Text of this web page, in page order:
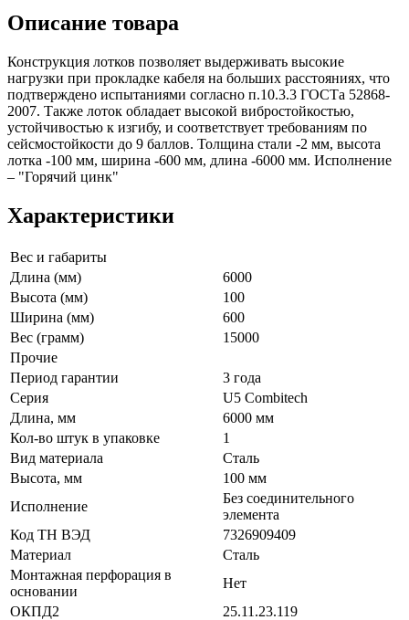
Описание товара
Конструкция лотков позволяет выдерживать высокие
нагрузки при прокладке кабеля на больших расстояниях, что
подтверждено испытаниями согласно п.10.3.3 ГОСТа 52868-
2007. Также лоток обладает высокой вибростойкостью,
устойчивостью к изгибу, и соответствует требованиям по
сейсмостойкости до 9 баллов. Толщина стали -2 мм, высота
лотка -100 мм, ширина -600 мм, длина -6000 мм. Исполнение
– "Горячий цинк"
Характеристики
Вес и габариты
Длина (мм)
6000
Высота (мм)
100
Ширина (мм)
600
Вес (грамм)
15000
Прочие
Период гарантии
3 года
Серия
U5 Combitech
Длина, мм
6000 мм
Кол-во штук в упаковке
1
Вид материала
Сталь
Высота, мм
100 мм
Исполнение
Без соединительного
элемента
Код ТН ВЭД
7326909409
Материал
Сталь
Монтажная перфорация в
основании
Нет
ОКПД2
25.11.23.119